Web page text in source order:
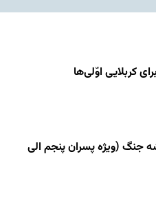
کربلایی اوّلی‌ها
جنگ (ویژه پسران پنجم الی